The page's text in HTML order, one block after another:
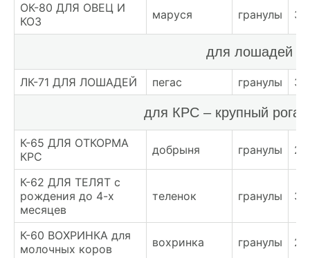
ОК-80 ДЛЯ ОВЕЦ И
КОЗ
маруся гранулы
для лошадей
ЛК-71 ДЛЯ ЛОШАДЕЙ пегас гранулы
для КРС – крупный
К-65 ДЛЯ ОТКОРМА
КРС
добрыня гранулы
К-62 ДЛЯ ТЕЛЯТ с
рождения до 4-х
месяцев
теленок гранулы
К-60 ВОХРИНКА для
молочных коров
вохринка гранулы